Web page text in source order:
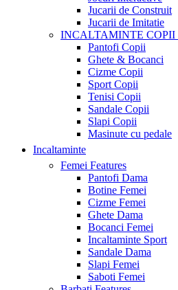
Jucarii de Construit
Jucarii de Imitatie
INCALTAMINTE COPII
Pantofi Copii
Ghete & Bocanci
Cizme Copii
Sport Copii
Tenisi Copii
Sandale Copii
Slapi Copii
Masinute cu pedale
Incaltaminte
Femei Features
Pantofi Dama
Botine Femei
Cizme Femei
Ghete Dama
Bocanci Femei
Incaltaminte Sport
Sandale Dama
Slapi Femei
Saboti Femei